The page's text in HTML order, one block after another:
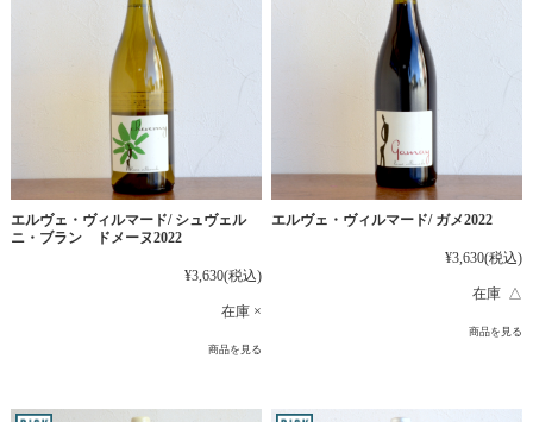
エルヴェ・ヴィルマード/ シュヴェル
ニ・ブラン ドメーヌ2022
¥3,630(税込)
在庫 ×
商品を見る
エルヴェ・ヴィルマード/ ガメ2022
¥3,630(税込)
在庫 △
商品を見る